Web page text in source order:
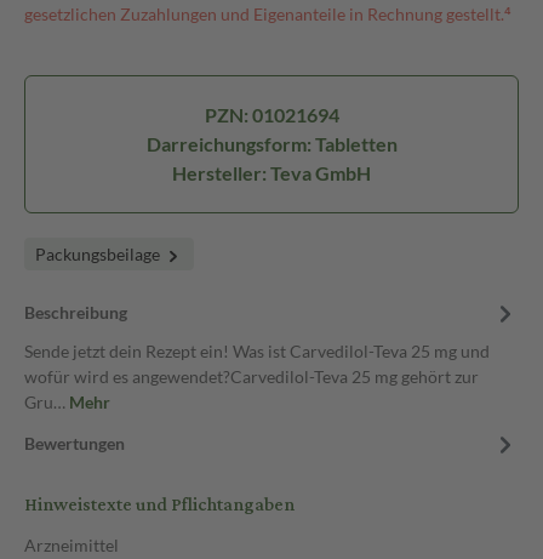
gesetzlichen Zuzahlungen und Eigenanteile in Rechnung gestellt.⁴
PZN: 01021694
Darreichungsform: Tabletten
Hersteller: Teva GmbH
Packungsbeilage
Beschreibung
Sende jetzt dein Rezept ein! Was ist Carvedilol-Teva 25 mg und
wofür wird es angewendet?Carvedilol-Teva 25 mg gehört zur
Gru… Mehr
Bewertungen
Hinweistexte und Pflichtangaben
Arzneimittel